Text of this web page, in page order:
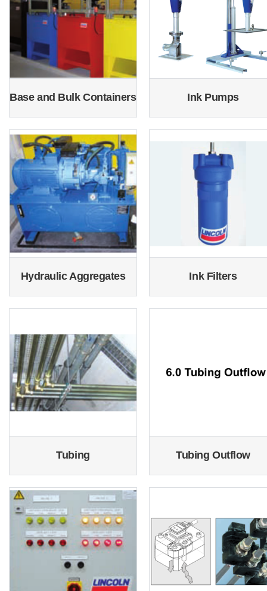
Base and Bulk Containers Ink Pumps
Hydraulic Aggregates Ink Filters
Tubing Tubing Outflow